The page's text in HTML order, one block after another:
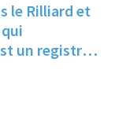
le Rilliard et
un registre
et